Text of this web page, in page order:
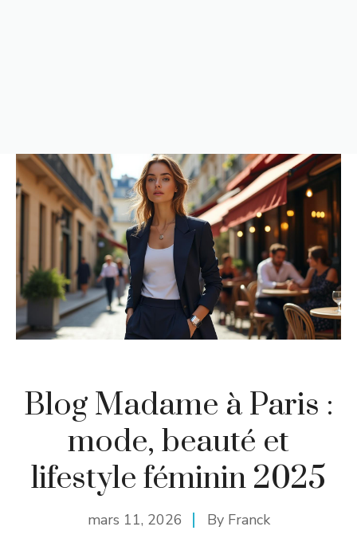
Blog Madame à Paris :
mode, beauté et
lifestyle féminin 2025
mars 11, 2026 By Franck